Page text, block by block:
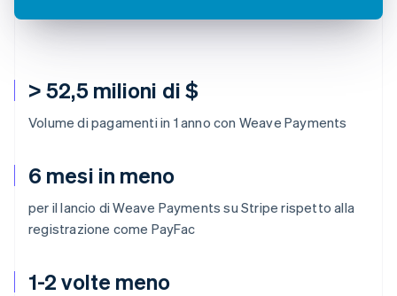
> 52,5 milioni di $
Volume di pagamenti in 1 anno con Weave Payments
6 mesi in meno
per il lancio di Weave Payments su Stripe rispetto alla
registrazione come PayFac
1-2 volte meno